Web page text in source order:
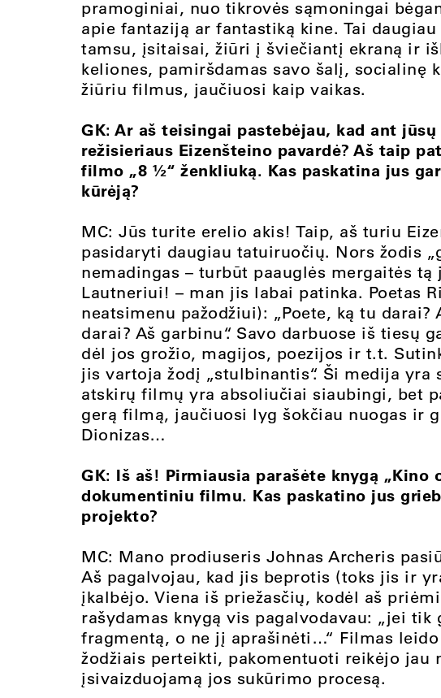
pramoginiai, nuo tikrovės sąmoningai
apie fantaziją ar fantastiką kine. Tai
tamsu, įsitaisai, žiūri į šviečiantį ekraną ir
keliones, pamiršdamas savo šalį, socialinę
žiūriu filmus, jaučiuosi kaip vaikas.
GK: Ar aš teisingai pastebėjau, kad ant
režisieriaus Eizenšteino pavardė? Aš taip
filmo „8 ½“ ženkliuką. Kas paskatina jus
kūrėją?
MC: Jūs turite erelio akis! Taip, aš turiu
pasidaryti daugiau tatuiruočių. Nors žodis
nemadingas – turbūt paauglės mergaitės
Lautneriui! – man jis labai patinka. Poetas
neatsimenu pažodžiui): „Poete, ką tu
darai? Aš garbinu“. Savo darbuose iš tiesų
dėl jos grožio, magijos, poezijos ir t.t.
jis vartoja žodį „stulbinantis“. Ši medija
atskirų filmų yra absoliučiai siaubingi, bet
gerą filmą, jaučiuosi lyg šokčiau nuogas ir
Dionizas…
GK: Iš aš! Pirmiausia parašėte knygą „Kino
dokumentiniu filmu. Kas paskatino jus
projekto?
MC: Mano prodiuseris Johnas Archeris
Aš pagalvojau, kad jis beprotis (toks jis ir
įkalbėjo. Viena iš priežasčių, kodėl aš
rašydamas knygą vis pagalvodavau: „jei
fragmentą, o ne jį aprašinėti…“ Filmas
žodžiais perteikti, pakomentuoti reikėjo jau
įsivaizduojamą jos sukūrimo procesą.